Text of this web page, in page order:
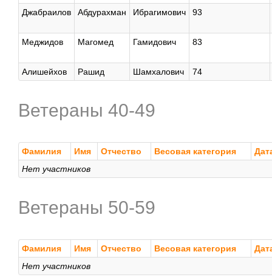
Джабраилов
Абдурахман Ибрагимович 93
Меджидов Магомед Гамидович 83
Алишейхов Рашид Шамхалович 74
Ветераны 40-49
Фамилия Имя Отчество Весовая категория
Нет участников
Ветераны 50-59
Фамилия Имя Отчество Весовая категория
Нет участников